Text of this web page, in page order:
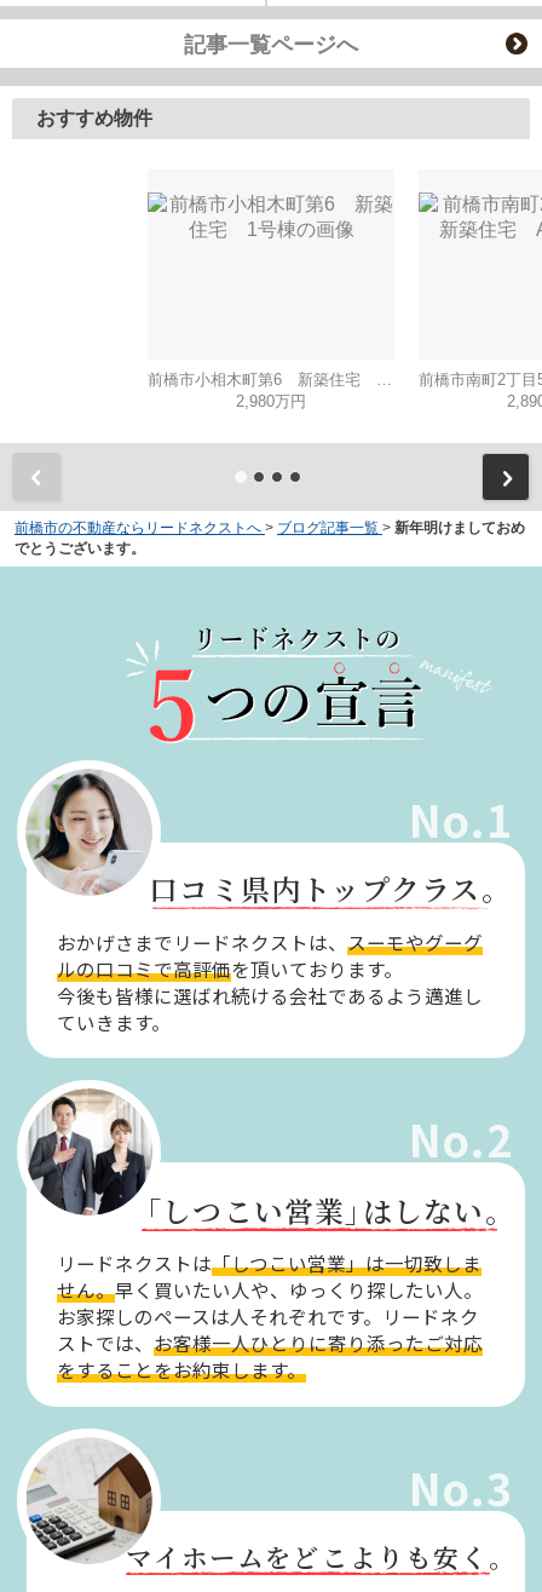
記事一覧ページへ
おすすめ物件
前橋市小相木町第6 新築住宅 1号棟
2,980万円
前橋市の不動産ならリードネクストへ > ブログ記事一覧 > 新年明けましておめ
でとうございます。
No.1
口コミ県内トップクラス。
おかげさまでリードネクストは、スーモやグーグ
ルの口コミで高評価を頂いております。
今後も皆様に選ばれ続ける会社であるよう邁進し
ていきます。
No.2
「しつこい営業」はしない。
リードネクストは「しつこい営業」は一切致しま
せん。早く買いたい人や、ゆっくり探したい人。
お家探しのペースは人それぞれです。リードネク
ストでは、お客様一人ひとりに寄り添ったご対応
をすることをお約束します。
No.3
マイホームをどこよりも安く。